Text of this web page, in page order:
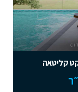
קליטאה